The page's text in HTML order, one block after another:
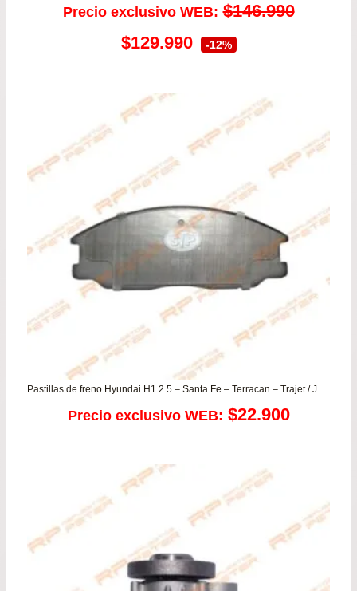
Precio exclusivo WEB: $146.990
El
original
$146.990.
$129.990El
es:
-12%
Pastillas de freno Hyundai H1 2.5 – Santa Fe – Terracan – Trajet / Jac Rein / Ssangyong Actyon – Kyron – Rexton – Stavic
Precio exclusivo WEB: $22.900